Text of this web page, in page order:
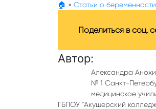
🏠 » Статьи о беременности
Поделиться в соц.
Автор:
Александра
№ 1 Санкт-
медицинское
ГБПОУ "Акушерский